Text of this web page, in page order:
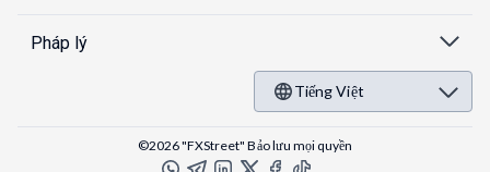
Pháp lý
Tiếng Việt
©2026 "FXStreet" Bảo lưu mọi quyền